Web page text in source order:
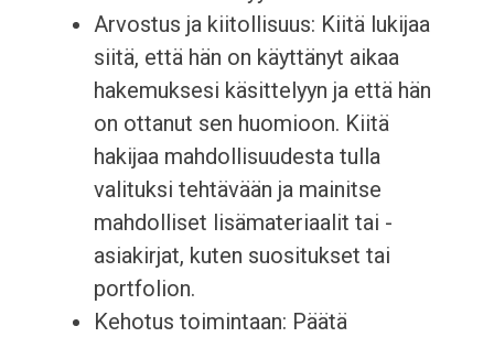
Arvostus ja kiitollisuus: Kiitä lukijaa
siitä, että hän on käyttänyt aikaa
hakemuksesi käsittelyyn ja että hän
on ottanut sen huomioon. Kiitä
hakijaa mahdollisuudesta tulla
valituksi tehtävään ja mainitse
mahdolliset lisämateriaalit tai -
asiakirjat, kuten suositukset tai
portfolion.
Kehotus toimintaan: Päätä